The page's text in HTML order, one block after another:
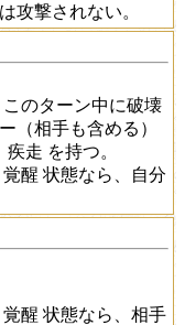
攻撃されない。
このターン中に破壊
（相手も含める）
疾走 を持つ。
覚醒 状態なら、自分
覚醒 状態なら、相手